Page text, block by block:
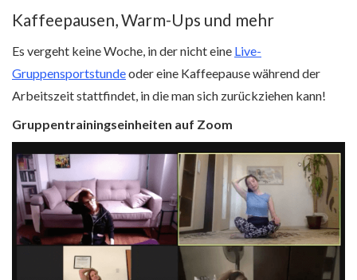
Kaffeepausen, Warm-Ups und mehr
Es vergeht keine Woche, in der nicht eine Live-
Gruppensportstundeoder eine Kaffeepause während der
Arbeitszeit stattfindet, in die man sich zurückziehen kann!
Gruppentrainingseinheiten auf Zoom